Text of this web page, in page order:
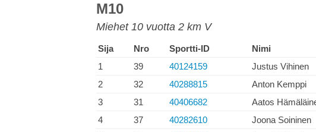
M10
Miehet 10 vuotta 2 km V
Sija Nro Sportti-ID Nimi
1
39 40124159 Justus Vihinen
2
32 40288815 Anton Kemppi
3
31 40406682 Aatos
4
37 40282610 Joona Soininen